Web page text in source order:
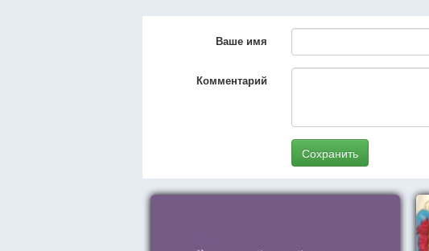
Ваше имя
Комментарий
Сохранить